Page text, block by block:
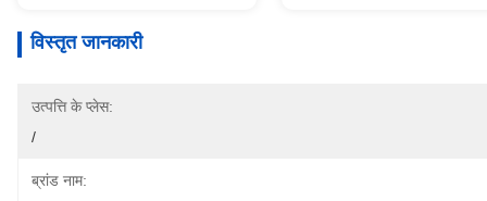
विस्तृत जानकारी
उत्पत्ति के प्लेस:
/
ब्रांड नाम: